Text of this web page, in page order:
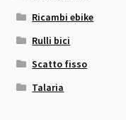
Ricambi ebike
Rulli bici
Scatto fisso
Talaria